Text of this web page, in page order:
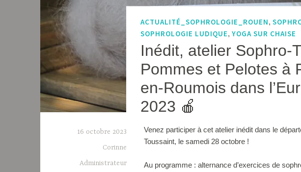
ACTUALITÉ_SOPHROLOGIE_ROUEN
SOPHROLOGIE LUDIQUE YOGA SUR CHAISE
Inédit, atelier Sophro-
Pommes et Pelotes à
en-Roumois dans
2023 🍎
16 octobre 2023
Corinne
Administrateur
Venez participer à cet atelier inédit dans le
Toussaint, le samedi 28 octobre !
Au programme : alternance d’exercices de